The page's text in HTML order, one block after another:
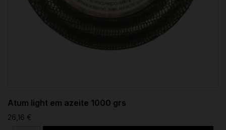
Atum light em azeite 1000 grs
26,16 €